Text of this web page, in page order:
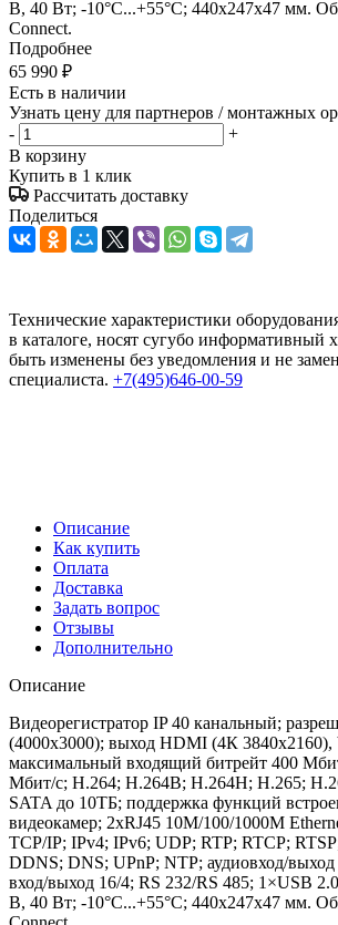
В, 40 Вт; -10°C...+55°C; 440х247х47 мм.
Connect.
Подробнее
65 990 ₽
Есть в наличии
Узнать цену для партнеров / монтажных
-
+
В корзину
Купить в 1 клик
Рассчитать доставку
Поделиться
Технические характеристики
в каталоге, носят сугубо информативный
быть изменены без уведомления и не
специалиста. +7(495)646-00-59
Описание
Как купить
Оплата
Доставка
Задать вопрос
Отзывы
Дополнительно
Описание
Видеорегистратор IP 40 канальный;
(4000х3000); выход HDMI (4К
максимальный входящий битрейт 400
Мбит/с; H.264; H.264B; H.264H; H.265;
SATA до 10ТБ; поддержка функций
видеокамер; 2xRJ45 10M/100/1000M
TCP/IP; IPv4; IPv6; UDP; RTP; RTCP;
DDNS; DNS; UPnP; NTP; аудиовход/
вход/выход 16/4; RS 232/RS 485; 1×USB
В, 40 Вт; -10°C...+55°C; 440х247х47 мм.